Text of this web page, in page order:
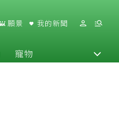
願景 我的新聞
寵物